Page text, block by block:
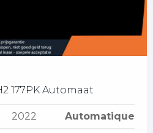
177PK Automaat
2022 Automatique